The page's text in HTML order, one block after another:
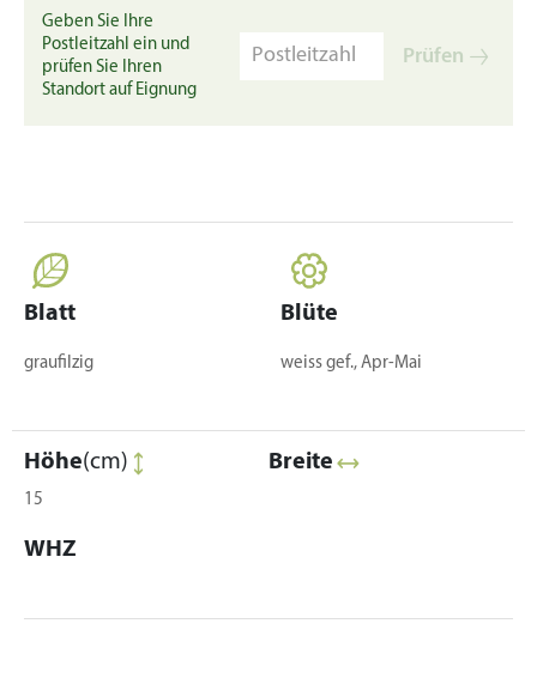
Geben Sie Ihre
Postleitzahl ein und
prüfen Sie Ihren
Standort auf Eignung
Prüfen
Blatt
graufilzig
Blüte
weiss gef., Apr-Mai
Höhe(cm)
15
Breite
WHZ